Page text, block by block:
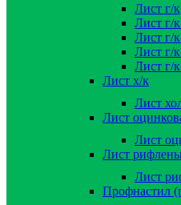
Лист г/к
Лист г/
Лист г/
Лист г/
Лист г/
Лист х/к
Лист
Лист
Лист
Лист
Лист
Профнастил